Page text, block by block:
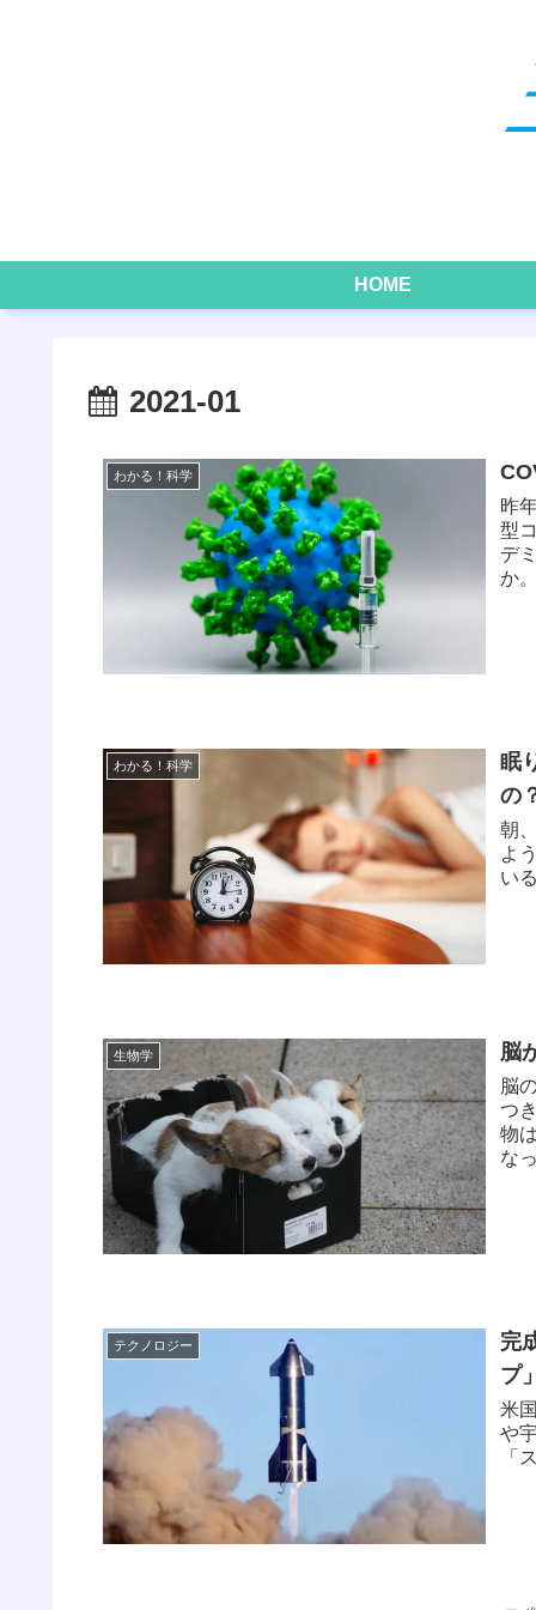
HOME
2021-01
わかる！科学
昨
型
デ
か
わかる！科学
眠
の
朝
よ
い
生物学 脳
脳
つ
物
な
テクノロジー
完
プ
米
や
「